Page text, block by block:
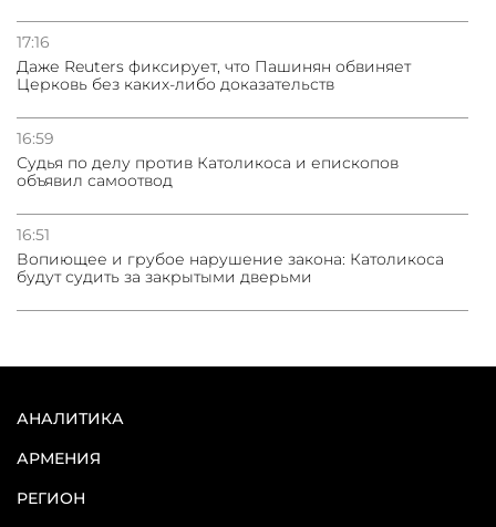
17:16
Даже Reuters фиксирует, что Пашинян обвиняет
Церковь без каких-либо доказательств
16:59
Судья по делу против Католикоса и епископов
объявил самоотвод
16:51
Вопиющее и грубое нарушение закона: Католикоса
будут судить за закрытыми дверьми
АНАЛИТИКА
АРМЕНИЯ
РЕГИОН